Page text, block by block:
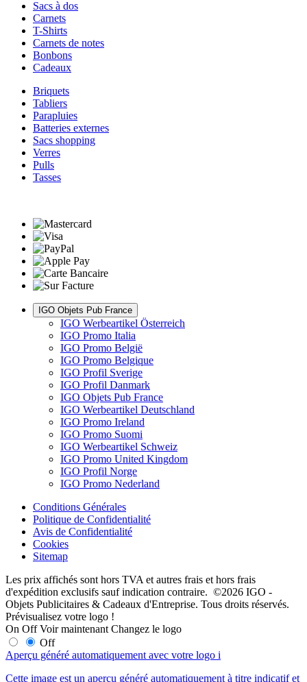
Sacs à dos
Carnets
T-Shirts
Carnets de notes
Bonbons
Cadeaux
Briquets
Tabliers
Parapluies
Batteries externes
Sacs shopping
Verres
Pulls
Tasses
IGO Objets Pub France
IGO Werbeartikel Österreich
IGO Promo Italia
IGO Promo België
IGO Promo Belgique
IGO Profil Sverige
IGO Profil Danmark
IGO Objets Pub France
IGO Werbeartikel Deutschland
IGO Promo Ireland
IGO Promo Suomi
IGO Werbeartikel Schweiz
IGO Promo United Kingdom
IGO Profil Norge
IGO Promo Nederland
Conditions Générales
Politique de Confidentialité
Avis de Confidentialité
Cookies
Sitemap
Les prix affichés sont hors TVA et autres frais et hors frais
d'expédition exclusifs sauf indication contraire. ©2026 IGO -
Objets Publicitaires & Cadeaux d'Entreprise. Tous droits réservés.
Prévisualisez votre logo !
On Off Voir maintenant Changez le logo
Off
Aperçu généré automatiquement avec votre logo i
Cette image est un aperçu généré automatiquement à titre indicatif et